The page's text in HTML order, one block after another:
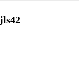
jls42